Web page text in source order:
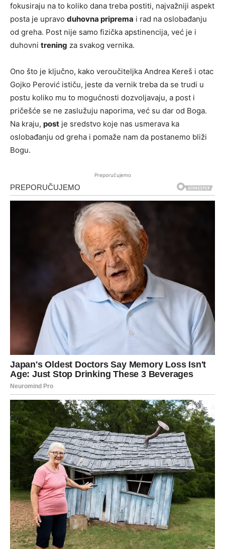
fokusiraju na to koliko dana treba postiti, najvažniji aspekt
posta je upravo duhovna priprema i rad na oslobađanju
od greha. Post nije samo fizička apstinencija, već je i
duhovni trening za svakog vernika.
Ono što je ključno, kako veroučiteljka Andrea Kereš i otac
Gojko Perović ističu, jeste da vernik treba da se trudi u
postu koliko mu to mogućnosti dozvoljavaju, a post i
pričešće se ne zaslužuju naporima, već su dar od Boga.
Na kraju, post je sredstvo koje nas usmerava ka
oslobađanju od greha i pomaže nam da postanemo bliži
Bogu.
Preporučujemo